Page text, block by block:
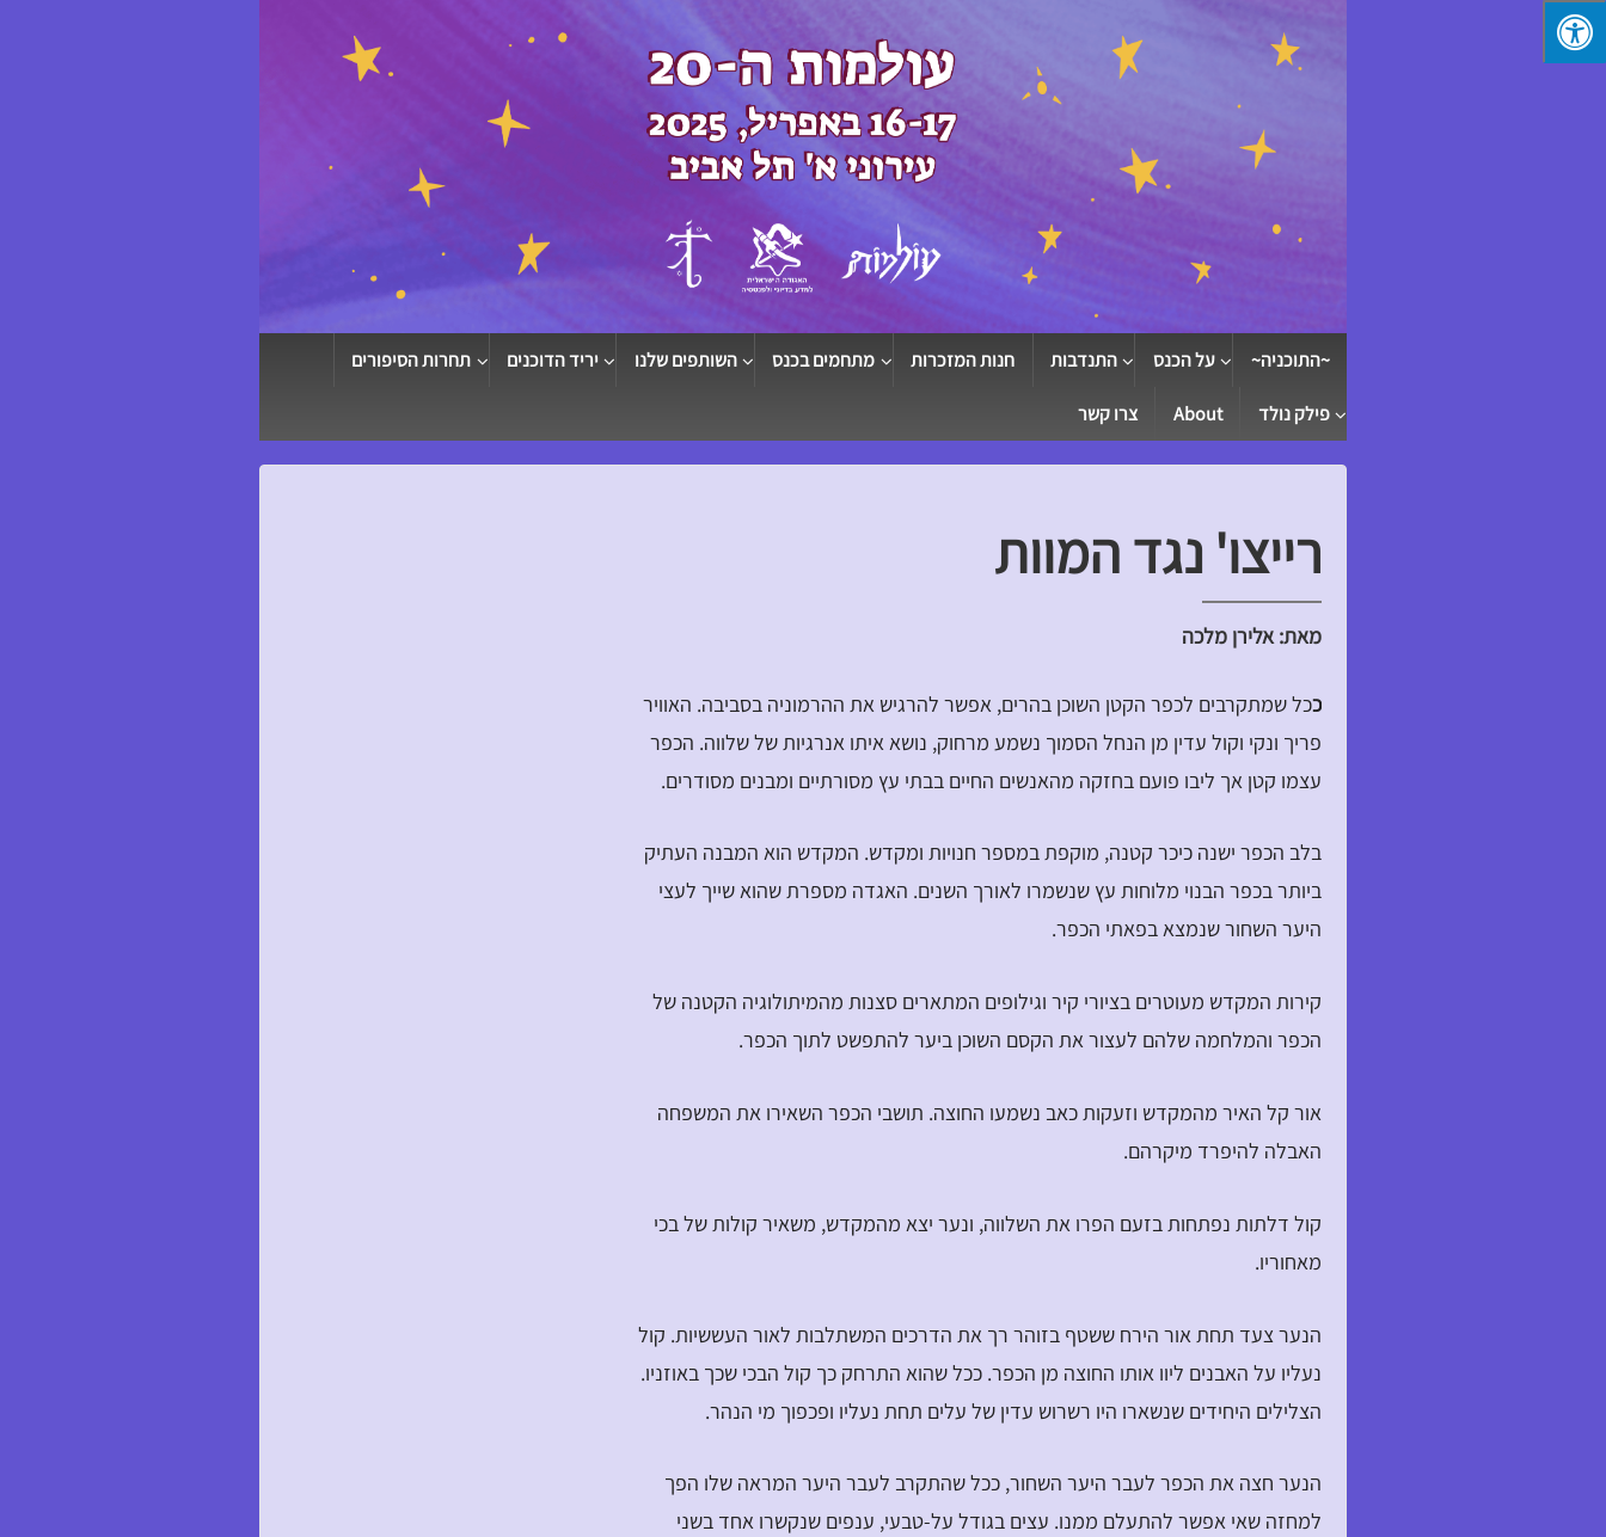
CONTENT
~התוכניה~ על הכנס התנדבות חנות המזכרות מתחמים בכנס השותפים שלנו יריד הדוכנים תחרות הסיפורים
פילק נולד About צרו קשר
רייצו' נגד המוות
מאת: אלירן מלכה
ככל שמתקרבים לכפר הקטן השוכן בהרים, אפשר להרגיש את ההרמוניה בסביבה. האוויר
פריך ונקי וקול עדין מן הנחל הסמוך נשמע מרחוק, נושא איתו אנרגיות של שלווה. הכפר
עצמו קטן אך ליבו פועם בחזקה מהאנשים החיים בבתי עץ מסורתיים ומבנים מסודרים.
בלב הכפר ישנה כיכר קטנה, מוקפת במספר חנויות ומקדש. המקדש הוא המבנה העתיק
ביותר בכפר הבנוי מלוחות עץ שנשמרו לאורך השנים. האגדה מספרת שהוא שייך לעצי
היער השחור שנמצא בפאתי הכפר.
קירות המקדש מעוטרים בציורי קיר וגילופים המתארים סצנות מהמיתולוגיה הקטנה של
הכפר והמלחמה שלהם לעצור את הקסם השוכן ביער להתפשט לתוך הכפר.
אור קל האיר מהמקדש וזעקות כאב נשמעו החוצה. תושבי הכפר השאירו את המשפחה
האבלה להיפרד מיקרהם.
קול דלתות נפתחות בזעם הפרו את השלווה, ונער יצא מהמקדש, משאיר קולות של בכי
מאחוריו.
הנער צעד תחת אור הירח ששטף בזוהר רך את הדרכים המשתלבות לאור העששיות. קול
נעליו על האבנים ליוו אותו החוצה מן הכפר. ככל שהוא התרחק כך קול הבכי שכך באוזניו.
הצלילים היחידים שנשארו היו רשרוש עדין של עלים תחת נעליו ופכפוך מי הנהר.
הנער חצה את הכפר לעבר היער השחור, ככל שהתקרב לעבר היער המראה שלו הפך
למחזה שאי אפשר להתעלם ממנו. עצים בגודל על-טבעי, ענפים שנקשרו אחד בשני